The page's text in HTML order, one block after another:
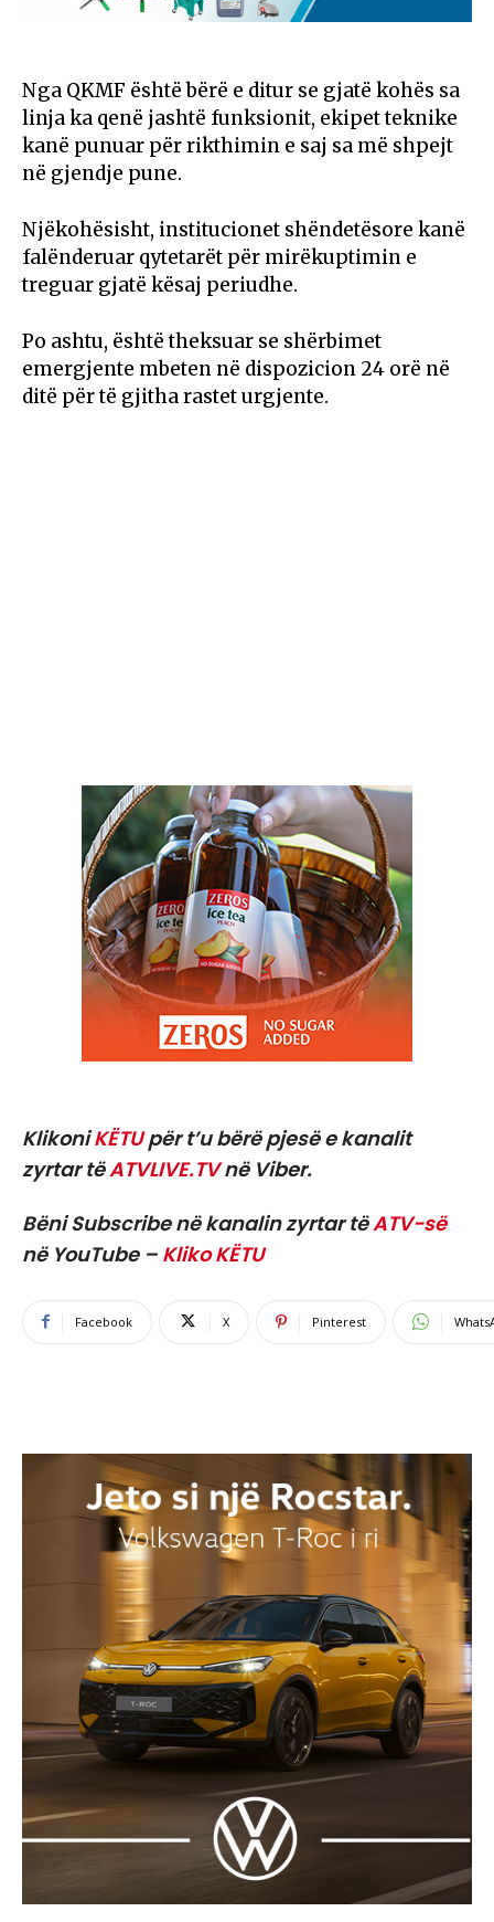
Nga QKMF është bërë e ditur se gjatë kohës sa
linja ka qenë jashtë funksionit, ekipet teknike
kanë punuar për rikthimin e saj sa më shpejt
në gjendje pune.
Njëkohësisht, institucionet shëndetësore kanë
falënderuar qytetarët për mirëkuptimin e
treguar gjatë kësaj periudhe.
Po ashtu, është theksuar se shërbimet
emergjente mbeten në dispozicion 24 orë në
ditë për të gjitha rastet urgjente.
KlikoniKËTUpër t’u bërë pjesë e kanalit
zyrtar tëATVLIVE.TVnë Viber.
Bëni Subscribe në kanalin zyrtar tëATV-së
në YouTube – Kliko KËTU
Facebook X Pinterest